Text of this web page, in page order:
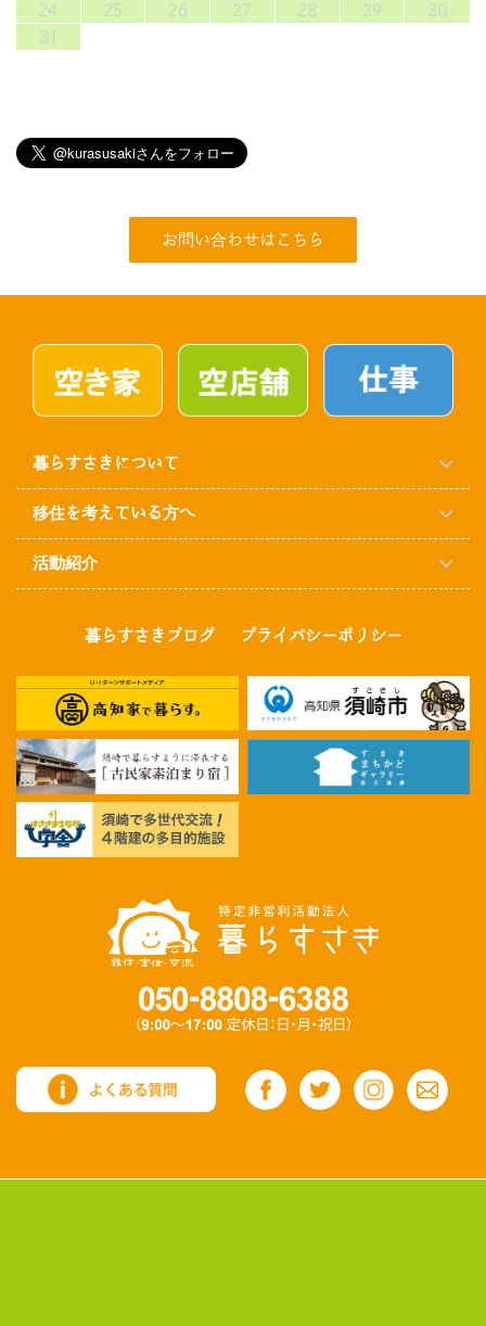
24
25 26 27 28 29
30
31
お問い合わせはこちら
暮らすさきについて
移住を考えている方へ
活動紹介
暮らすさきブログ プライバシーポリシー